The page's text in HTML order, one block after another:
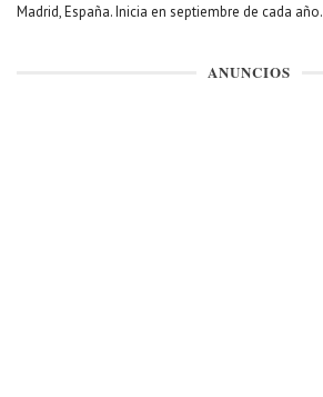
Madrid, España. Inicia en septiembre de cada año.
ANUNCIOS